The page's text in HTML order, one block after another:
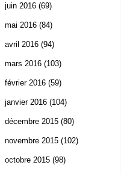
juin 2016 (69)
mai 2016 (84)
avril 2016 (94)
mars 2016 (103)
février 2016 (59)
janvier 2016 (104)
décembre 2015 (80)
novembre 2015 (102)
octobre 2015 (98)